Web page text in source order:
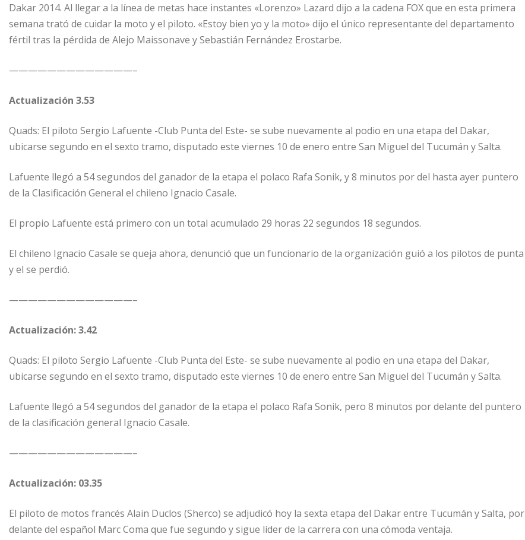
Dakar 2014. Al llegar a la línea de metas hace instantes «Lorenzo» Lazard dijo a la cadena FOX que en esta primera
semana trató de cuidar la moto y el piloto. «Estoy bien yo y la moto» dijo el único representante del departamento
fértil tras la pérdida de Alejo Maissonave y Sebastián Fernández Erostarbe.
—————————————–
Actualización 3.53
Quads: El piloto Sergio Lafuente -Club Punta del Este- se sube nuevamente al podio en una etapa del Dakar,
ubicarse segundo en el sexto tramo, disputado este viernes 10 de enero entre San Miguel del Tucumán y Salta.
Lafuente llegó a 54 segundos del ganador de la etapa el polaco Rafa Sonik, y 8 minutos por del hasta ayer puntero
de la Clasificación General el chileno Ignacio Casale.
El propio Lafuente está primero con un total acumulado 29 horas 22 segundos 18 segundos.
El chileno Ignacio Casale se queja ahora, denunció que un funcionario de la organización guió a los pilotos de punta
y el se perdió.
—————————————–
Actualización: 3.42
Quads: El piloto Sergio Lafuente -Club Punta del Este- se sube nuevamente al podio en una etapa del Dakar,
ubicarse segundo en el sexto tramo, disputado este viernes 10 de enero entre San Miguel del Tucumán y Salta.
Lafuente llegó a 54 segundos del ganador de la etapa el polaco Rafa Sonik, pero 8 minutos por delante del puntero
de la clasificación general Ignacio Casale.
—————————————–
Actualización: 03.35
El piloto de motos francés Alain Duclos (Sherco) se adjudicó hoy la sexta etapa del Dakar entre Tucumán y Salta, por
delante del español Marc Coma que fue segundo y sigue líder de la carrera con una cómoda ventaja.